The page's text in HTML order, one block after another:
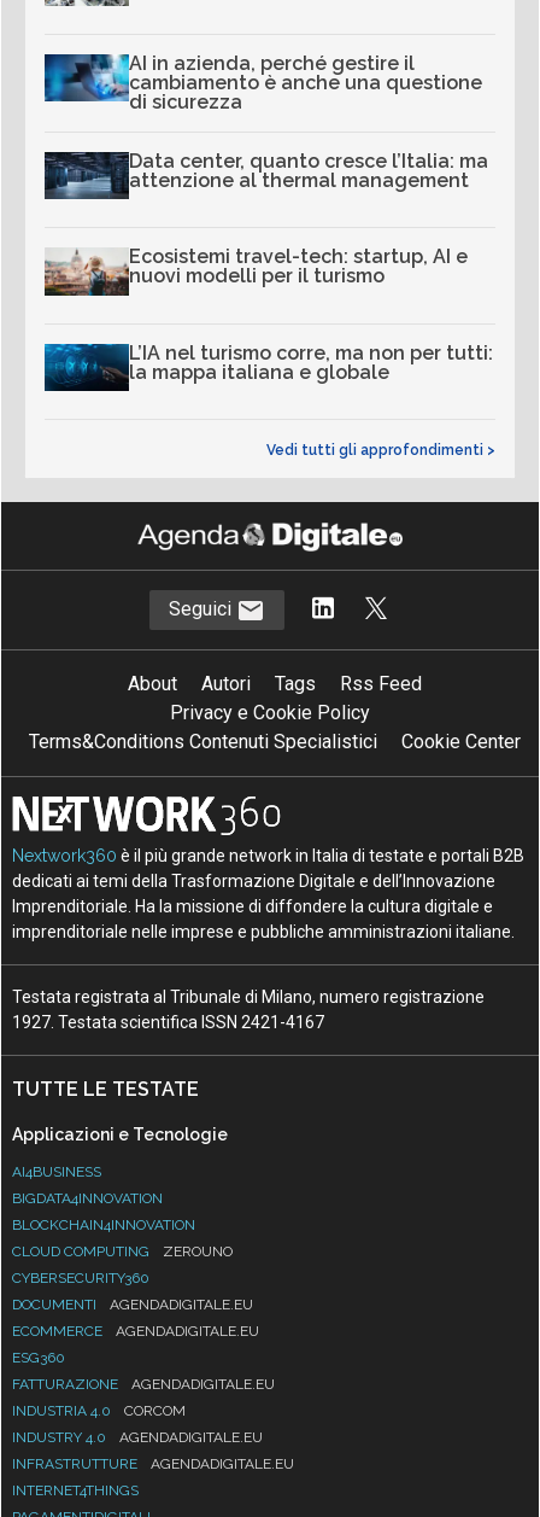
AI in azienda, perché gestire il
cambiamento è anche una questione
di sicurezza
Data center, quanto cresce l’Italia: ma
attenzione al thermal management
Ecosistemi travel-tech: startup, AI e
nuovi modelli per il turismo
L’IA nel turismo corre, ma non per tutti:
la mappa italiana e globale
Vedi tutti gli approfondimenti >
Seguici
About Autori Tags
Rss Feed
Privacy e Cookie Policy
Terms&Conditions Contenuti Specialistici
Cookie Center
Nextwork360 è il più grande network in Italia di testate e portali B2B
dedicati ai temi della Trasformazione Digitale e dell’Innovazione
Imprenditoriale. Ha la missione di diffondere la cultura digitale e
imprenditoriale nelle imprese e pubbliche amministrazioni italiane.
Testata registrata al Tribunale di Milano, numero registrazione
1927. Testata scientifica ISSN 2421-4167
TUTTE LE TESTATE
Applicazioni e Tecnologie
AI4BUSINESS
BIGDATA4INNOVATION
BLOCKCHAIN4INNOVATION
CLOUD COMPUTING
ZEROUNO
CYBERSECURITY360
DOCUMENTI
AGENDADIGITALE.EU
ECOMMERCE
AGENDADIGITALE.EU
ESG360
FATTURAZIONE
AGENDADIGITALE.EU
INDUSTRIA 4.0
CORCOM
INDUSTRY 4.0
AGENDADIGITALE.EU
INFRASTRUTTURE
AGENDADIGITALE.EU
INTERNET4THINGS